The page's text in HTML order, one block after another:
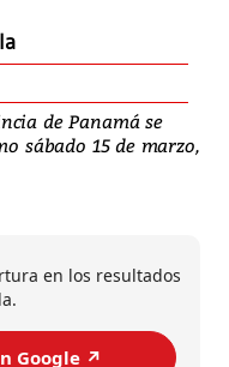
de Panamá se
sábado 15 de marzo,
en los resultados
Google ↗️